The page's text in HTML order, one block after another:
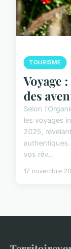
TOURISME
Voyage
des
Selon
les voyages
2025,
vos rêv...
17 novembre